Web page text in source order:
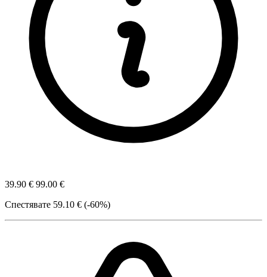
39.90 € 99.00 €
Спестявате 59.10 € (-60%)